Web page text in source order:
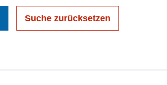
Suche zurücksetzen